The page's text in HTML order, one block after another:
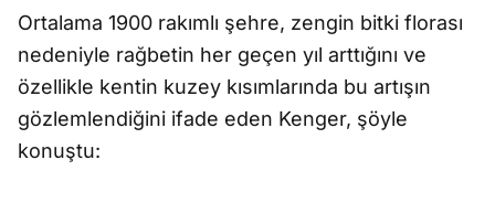
Ortalama 1900 rakımlı şehre, zengin bitki florası
nedeniyle rağbetin her geçen yıl arttığını ve
özellikle kentin kuzey kısımlarında bu artışın
gözlemlendiğini ifade eden Kenger, şöyle
konuştu: